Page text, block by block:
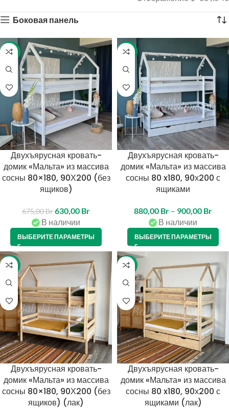
Боковая панель
-7%
Двухъярусная кровать-
домик «Мальта» из массива
сосны 80×180, 90Х200 (без
ящиков)
675,00Br630,00 Br
В наличии
ВЫБЕРИТЕ ПАРАМЕТРЫ
-5%
Двухъярусная кровать-
домик «Мальта» из массива
сосны 80 x180, 90х200 с
ящиками
880,00 Br – 900,00 Br
В наличии
ВЫБЕРИТЕ ПАРАМЕТРЫ
-4%
Двухъярусная кровать-
домик «Мальта» из массива
сосны 80×180, 90Х200 (без
ящиков) (лак)
-3%
Двухъярусная кровать-
домик «Мальта» из массива
сосны 80 x180, 90х200 с
ящиками (лак)